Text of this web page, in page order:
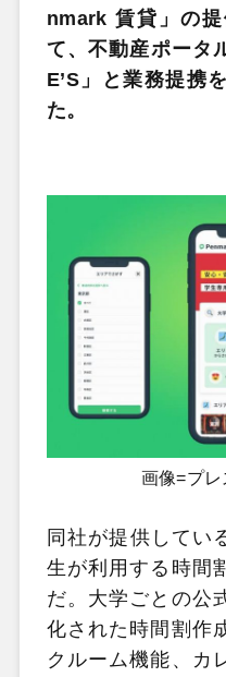
nmark 賃貸」の
て、不動産ポータ
E’S」と業務提携
た。
画像=プレ
同社が提供してい
生が利用する時間
だ。大学ごとの公
化された時間割作
クルーム機能、カ